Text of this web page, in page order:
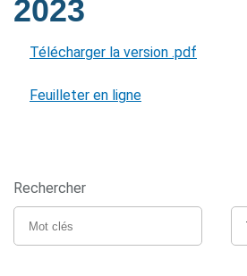
2023
Télécharger la version .pdf
Feuilleter en ligne
Rechercher